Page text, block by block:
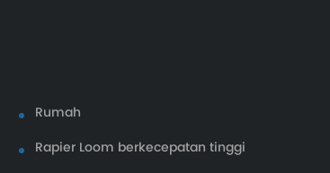
Rumah
Rapier Loom berkecepatan tinggi